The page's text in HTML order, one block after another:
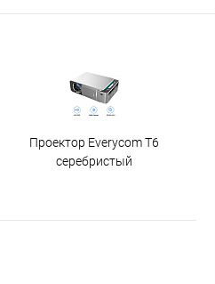
Проектор Everycom T6
серебристый